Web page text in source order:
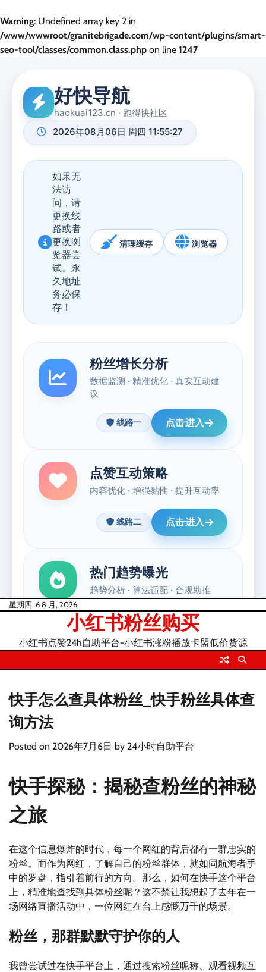
Warning: Undefined array key 2 in
/www/wwwroot/granitebrigade.com/wp-content/plugins/smart-
seo-tool/classes/common.class.php on line 1247
Skip星期四, 6 8 月, 2026
小红书粉丝购买
小红书点赞24h自助平台-小红书涨粉播放卡盟低价货源
快手怎么查具体粉丝_快手粉丝具体查
询方法
Posted on 2026年7月6日 by 24小时自助平台
快手探秘：揭秘查粉丝的神秘
之旅
在这个信息爆炸的时代，每一个网红的背后都有一群忠实的
粉丝。而作为网红，了解自己的粉丝群体，就如同航海者手
中的罗盘，指引着前行的方向。那么，如何在快手这个平台
上，精准地查找到具体粉丝呢？这不禁让我想起了去年在一
场网络直播活动中，一位网红在台上感慨万千的场景。
粉丝，那群默默守护你的人
我曾尝试过在快手平台上，通过搜索粉丝昵称、观看视频互